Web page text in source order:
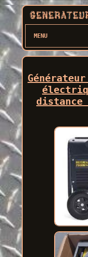
MENU
distance